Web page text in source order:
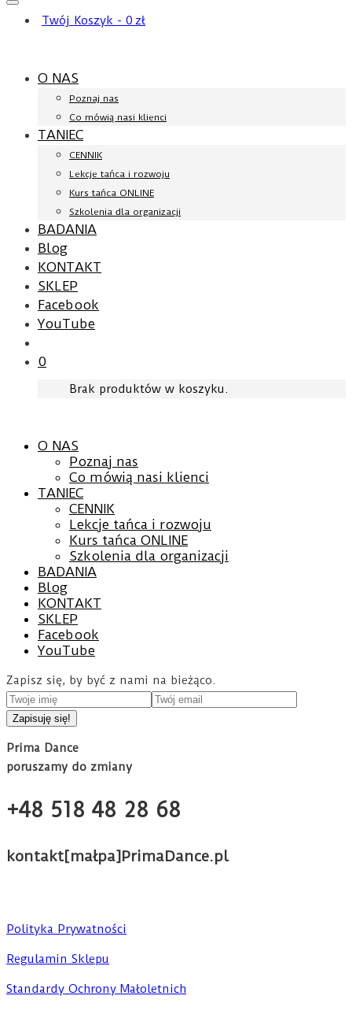
Twój Koszyk - 0 zł
O NAS
Poznaj nas
Co mówią nasi klienci
TANIEC
CENNIK
Lekcje tańca i rozwoju
Kurs tańca ONLINE
Szkolenia dla organizacji
BADANIA
Blog
KONTAKT
SKLEP
Facebook
YouTube
0
Brak produktów w koszyku.
O NAS
Poznaj nas
Co mówią nasi klienci
TANIEC
CENNIK
Lekcje tańca i rozwoju
Kurs tańca ONLINE
Szkolenia dla organizacji
BADANIA
Blog
KONTAKT
SKLEP
Facebook
YouTube
Zapisz się, by być z nami na bieżąco.
Prima Dance
poruszamy do zmiany
+48 518 48 28 68
kontakt[małpa]PrimaDance.pl
Polityka Prywatności
Regulamin Sklepu
Standardy Ochrony Małoletnich